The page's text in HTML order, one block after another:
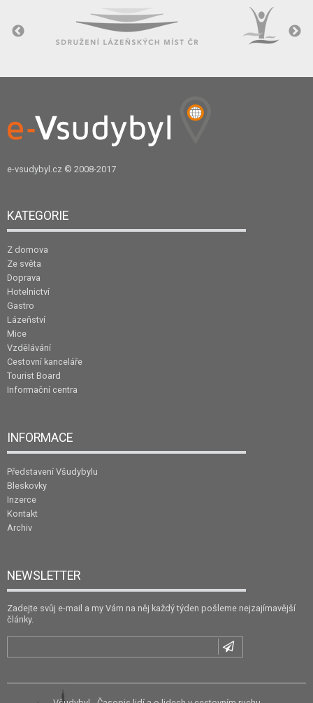
e-vsudybyl.cz © 2008-2017
KATEGORIE
Z domova
Ze světa
Doprava
Hotelnictví
Gastro
Lázeňství
Mice
Vzdělávání
Cestovní kanceláře
Tourist Board
Informační centra
INFORMACE
Představení Všudybylu
Bleskovky
Inzerce
Kontakt
Archiv
NEWSLETTER
Zadejte svůj e-mail a my Vám na něj každý týden pošleme nejzajímavější
články.